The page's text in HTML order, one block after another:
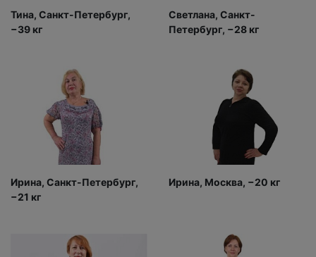
Тина, Санкт-Петербург,
−39 кг
Светлана, Санкт-
Петербург, −28 кг
Ирина, Санкт-Петербург,
−21 кг
Ирина, Москва, −20 кг